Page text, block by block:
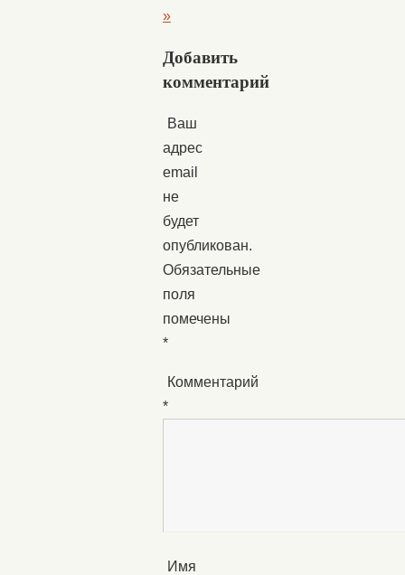
»
Добавить
комментарий
Ваш
адрес
email
не
будет
опубликован.
Обязательные
поля
помечены
*
Комментарий
*
Имя